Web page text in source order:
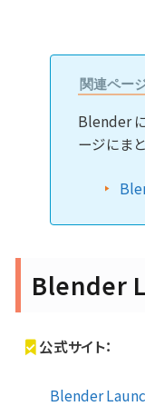
関連ペー
Blender
ージにま
Blender
公式サイト：
Blender